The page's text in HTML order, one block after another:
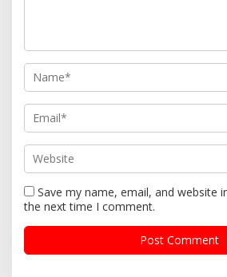
i
o
n
Save my name, email, and website
the next time I comment.